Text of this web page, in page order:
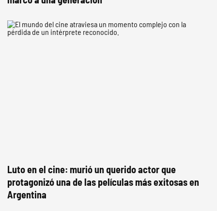
Luto en el cine: murió un querido actor que
protagonizó una de las películas más exitosas en
Argentina